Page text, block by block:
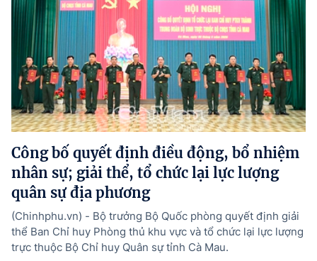
Công bố quyết định điều động, bổ nhiệm
nhân sự; giải thể, tổ chức lại lực lượng
quân sự địa phương
(Chinhphu.vn) - Bộ trưởng Bộ Quốc phòng quyết định giải
thể Ban Chỉ huy Phòng thủ khu vực và tổ chức lại lực lượng
trực thuộc Bộ Chỉ huy Quân sự tỉnh Cà Mau.